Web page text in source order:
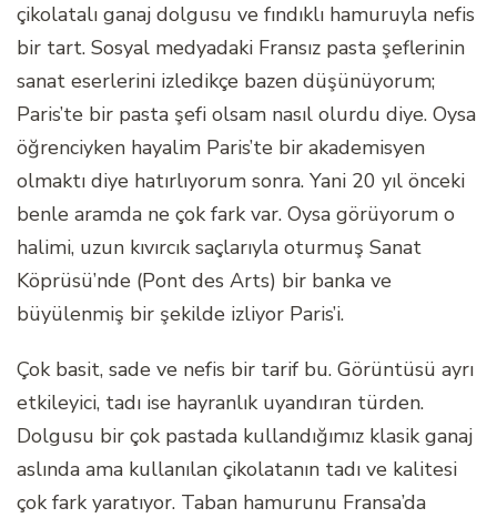
çikolatalı ganaj dolgusu ve fındıklı hamuruyla nefis
bir tart. Sosyal medyadaki Fransız pasta şeflerinin
sanat eserlerini izledikçe bazen düşünüyorum;
Paris’te bir pasta şefi olsam nasıl olurdu diye. Oysa
öğrenciyken hayalim Paris’te bir akademisyen
olmaktı diye hatırlıyorum sonra. Yani 20 yıl önceki
benle aramda ne çok fark var. Oysa görüyorum o
halimi, uzun kıvırcık saçlarıyla oturmuş Sanat
Köprüsü’nde (Pont des Arts) bir banka ve
büyülenmiş bir şekilde izliyor Paris’i.
Çok basit, sade ve nefis bir tarif bu. Görüntüsü ayrı
etkileyici, tadı ise hayranlık uyandıran türden.
Dolgusu bir çok pastada kullandığımız klasik ganaj
aslında ama kullanılan çikolatanın tadı ve kalitesi
çok fark yaratıyor. Taban hamurunu Fransa’da